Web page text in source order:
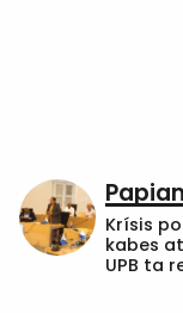
Krísis
kabes
UPB ta